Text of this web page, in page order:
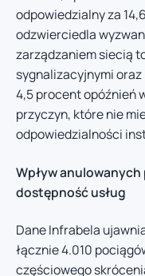
odpowiedzialny za
odzwierciedla
zarządzaniem siecią
sygnalizacyjnymi
4,5 procent opóźnień
przyczyn, które nie
odpowiedzialności
Wpływ anulowanych
dostępność usług
Dane Infrabela
łącznie 4.010
częściowego